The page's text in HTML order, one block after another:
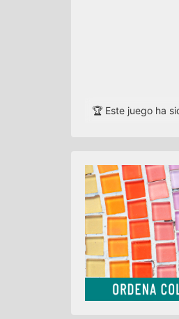
🏆 Este juego ha